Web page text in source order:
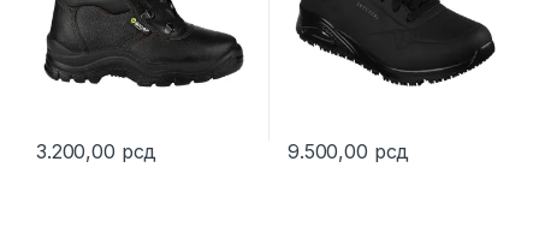
3.200,00 рсд
This product has multiple variants. The options may be chosen
9.500,00 рсд
This product has multiple